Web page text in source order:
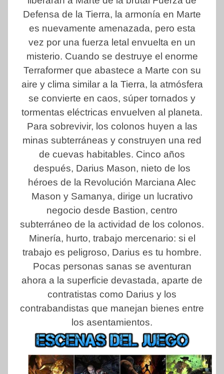
Defensa de la Tierra, la armonía en Marte
es nuevamente amenazada, pero esta
vez por una fuerza letal envuelta en un
misterio. Cuando se destruye el enorme
Terraformer que abastece a Marte con su
aire y clima similar a la Tierra, la atmósfera
se convierte en caos, súper tornados y
tormentas eléctricas envuelven al planeta.
Para sobrevivir, los colonos huyen a las
minas subterráneas y construyen una red
de cuevas habitables. Cinco años
después, Darius Mason, nieto de los
héroes de la Revolución Marciana Alec
Mason y Samanya, dirige un lucrativo
negocio desde Bastion, centro
subterráneo de la actividad de los colonos.
Minería, hurto, trabajo mercenario: si el
trabajo es peligroso, Darius es tu hombre.
Pocas personas sanas se aventuran
ahora a la superficie devastada, aparte de
contratistas como Darius y los
contrabandistas que manejan bienes entre
los asentamientos.